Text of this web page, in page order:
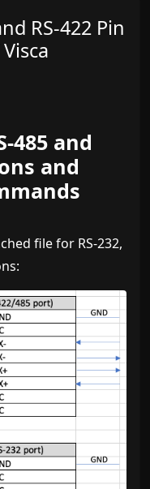
RS-422 Pin
485 and
and
file for RS-232,